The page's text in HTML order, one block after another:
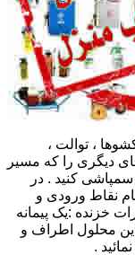
، توالت ،
دیگری را که مسیر
کنید . در
نقاط ورودی و
خزنده :یک پیمانه
کنید . با این محلول اطراف و
.